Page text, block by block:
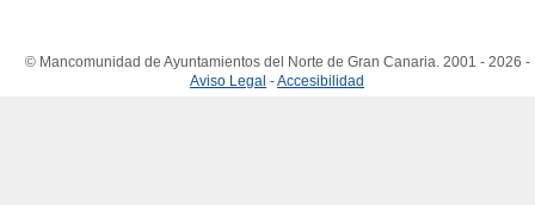
© Mancomunidad de Ayuntamientos del Norte de Gran Canaria. 2001 - 2026 -
Aviso Legal -Accesibilidad